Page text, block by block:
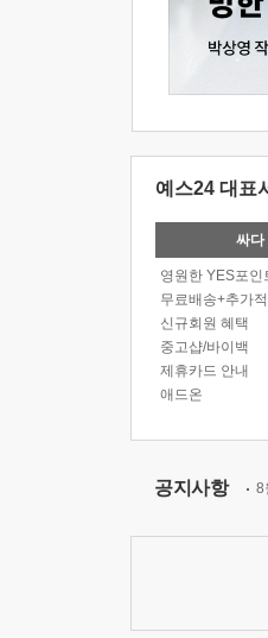
예스24 대표
싸다
영원한 YES포인
무료배송+추가
신규회원 혜택
중고샵/바이백
제휴카드 안내
애드온
공지사항 8